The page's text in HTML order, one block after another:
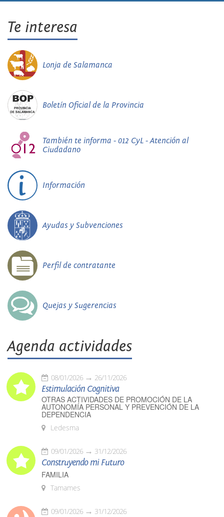
Te interesa
Lonja de Salamanca
Boletín Oficial de la Provincia
También te informa - 012 CyL - Atención al
Ciudadano
Información
Ayudas y Subvenciones
Perfil de contratante
Quejas y Sugerencias
Agenda actividades
08/01/2026 26/11/2026
Estimulación Cognitiva
OTRAS ACTIVIDADES DE PROMOCIÓN DE LA
AUTONOMÍA PERSONAL Y PREVENCIÓN DE LA
DEPENDENCIA
Ledesma
09/01/2026 31/12/2026
Construyendo mi Futuro
FAMILIA
Tamames
09/01/2026 31/12/2026